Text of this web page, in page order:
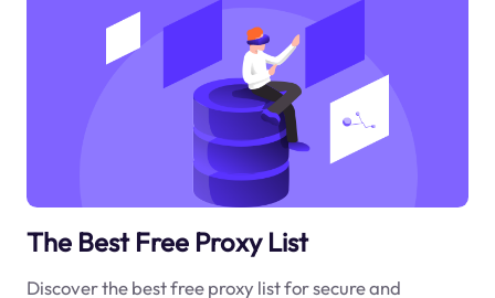
The Best Free Proxy List
Discover the best free proxy list for secure and